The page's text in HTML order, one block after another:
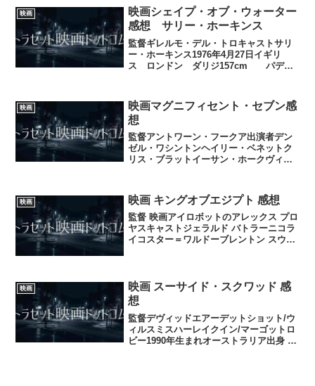
は大満足でヒップホップな要素とスペー
スアクション...
映画
映画シェイプ・オブ・ウォーター
感想 サリー・ホーキンス
監督ギレルモ・デル・トロキャストサリ
ー・ホーキンス1976年4月27日イギリ
ス ロンドン ダリジ157cm パディ
ル・スタールバーグオクタヴィア・レノ
ラ・スペンサーロ...
映画
映画マグニフィセント・セブン感
想
監督アントワーン・フークア出演者デン
ゼル・ワシントンヘイリー・ベネットク
リス・ブラットイーサン・ホークヴィン
＝ルルフォマーティン・センズメアー監
督はリプレイスメント・キ...
映画 映画 キングオブエジプト 感想
監督 映画アイロボットのアレックス プロ
ヤスキャストジェラルド バトラーニコラ
イコスター＝ワルドーブレントン スウェ
家にBlu...
映画
映画 スーサイド・スクワッド 感
想
監督デヴィッドエアーデットショット/ウ
ィルスミスハーレイクイン/マーゴットロ
ビー1990年生まれオーストラリア出身 映